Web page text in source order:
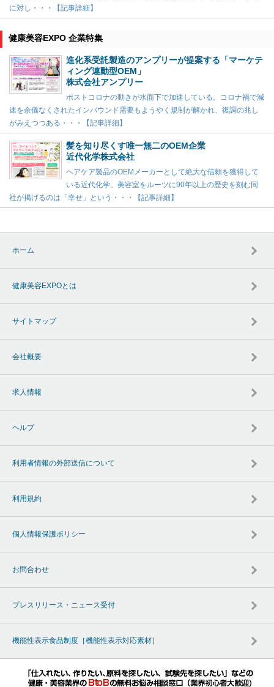
に対し・・・【記事詳細】
健康美容EXPO 企業特集
進化系受託製造のアンプリーが提案する「マーケテ
ィング連動型OEM」
株式会社アンプリー
ポストコロナの動きが水面下で加速している。コロナ禍で減
速を余儀なくされたインバウンド需要もようやく規制が解かれ、復調の兆し
がみえつつある・・・【記事詳細】
髪を知り尽くす唯一無二のOEM企業
近代化学株式会社
ヘアケア製品のOEMメーカーとして絶大な信頼を獲得して
いる近代化学。美容室をルーツに90年以上の歴史を刻む同
社が掲げるのは「幸せ」という・・・【記事詳細】
ホーム
健康美容EXPOとは
サイトマップ
会社概要
求人情報
ヘルプ
利用者情報の外部送信について
利用規約
個人情報保護ポリシー
お問合わせ
プレスリリース・ニュース受付
機能性表示食品制度［機能性表示対応素材］